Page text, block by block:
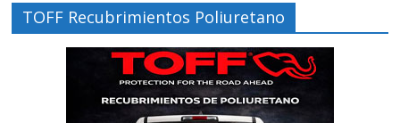
TOFF Recubrimientos Poliuretano